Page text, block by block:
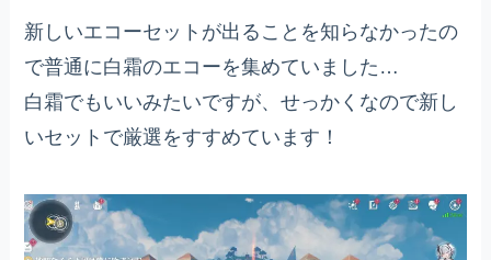
新しいエコーセットが出ることを知らなかったの
で普通に白霜のエコーを集めていました…
白霜でもいいみたいですが、せっかくなので新し
いセットで厳選をすすめています！